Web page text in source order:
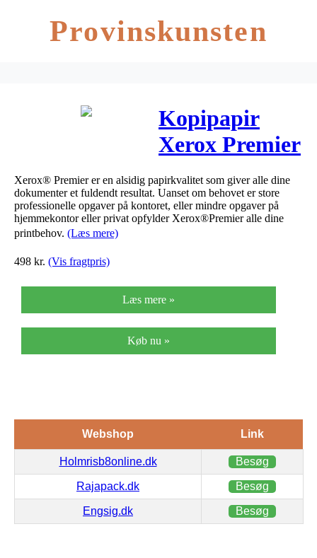
Provinskunsten
Kopipapir
Xerox Premier
80g A3
500ark/pak
Xerox® Premier er en alsidig papirkvalitet som giver alle dine
dokumenter et fuldendt resultat. Uanset om behovet er store
professionelle opgaver på kontoret, eller mindre opgaver på
hjemmekontor eller privat opfylder Xerox®Premier alle dine
printbehov. (Læs mere)
498 kr. (Vis fragtpris)
Læs mere »
Køb nu »
Webshop Link
Holmrisb8online.dk Besøg
Rajapack.dk Besøg
Engsig.dk Besøg